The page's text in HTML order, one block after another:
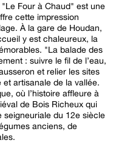
Four à Chaud" est une
cette impression
À la gare de Houdan,
y est chaleureux, la
"La balade des
: suivre le fil de l’eau,
et relier les sites
artisanale de la vallée.
où l’histoire affleure à
de Bois Richeux qui
seigneuriale du 12e siècle
anciens, de